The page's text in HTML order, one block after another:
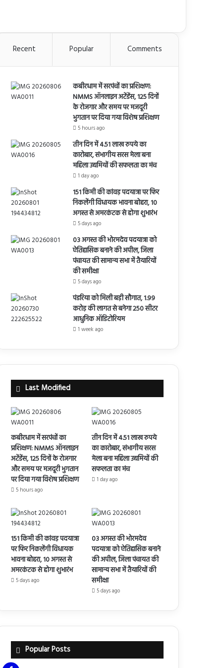
Recent Popular Comments
कबीरधाम में सरपंचों का प्रशिक्षण:
NMMS ऑनलाइन अटेंडेंस, 125 दिनों
के रोजगार और समय पर मजदूरी
भुगतान पर दिया गया विशेष प्रशिक्षण
5 hours ago
तीन दिन में 4.51 लाख रुपये का
कारोबार, संभागीय सरस मेला बना
महिला उद्यमियों की सफलता का मंच
1 day ago
151 किमी की कांवड़ पदयात्रा पर फिर
निकलेंगी विधायक भावना बोहरा, 10
अगस्त से अमरकंटक से होगा शुभारंभ
5 days ago
03 अगस्त की भोरमदेव पदयात्रा को
ऐतिहासिक बनाने की अपील, जिला
पंचायत की सामान्य सभा में तैयारियों
की समीक्षा
5 days ago
पंडरिया को मिली बड़ी सौगात, 1.99
करोड़ की लागत से बनेगा 250 सीटर
आधुनिक ऑडिटोरियम
1 week ago
Last Modified
कबीरधाम में सरपंचों का
प्रशिक्षण: NMMS ऑनलाइन
अटेंडेंस, 125 दिनों के रोजगार
और समय पर मजदूरी भुगतान
पर दिया गया विशेष प्रशिक्षण
5 hours ago
तीन दिन में 4.51 लाख रुपये
का कारोबार, संभागीय सरस
मेला बना महिला उद्यमियों की
सफलता का मंच
1 day ago
151 किमी की कांवड़ पदयात्रा
पर फिर निकलेंगी विधायक
भावना बोहरा, 10 अगस्त से
अमरकंटक से होगा शुभारंभ
5 days ago
03 अगस्त की भोरमदेव
पदयात्रा को ऐतिहासिक बनाने
की अपील, जिला पंचायत की
सामान्य सभा में तैयारियों की
समीक्षा
5 days ago
Popular Posts